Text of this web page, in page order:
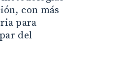
con más
para
del